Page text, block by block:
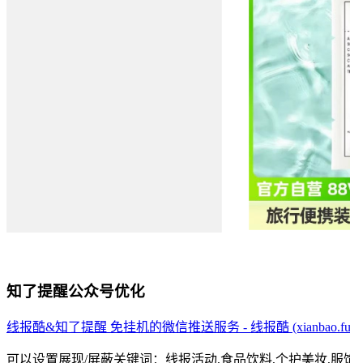
知了提醒公众号优化
线报酷&知了提醒 免挂机的微信推送服务 - 线报酷
可以设置展现/屏蔽关键词：线报活动,食品饮料,个护美妆,